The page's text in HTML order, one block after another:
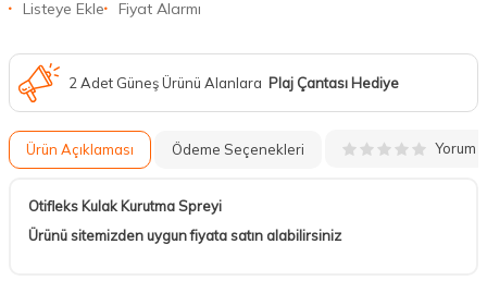
Listeye Ekle Fiyat Alarmı
2 Adet Güneş Ürünü Alanlara Plaj Çantası Hediye
Ürün Açıklaması Ödeme Seçenekleri Yorum
Otifleks Kulak Kurutma Spreyi
Ürünü sitemizden uygun fiyata satın alabilirsiniz